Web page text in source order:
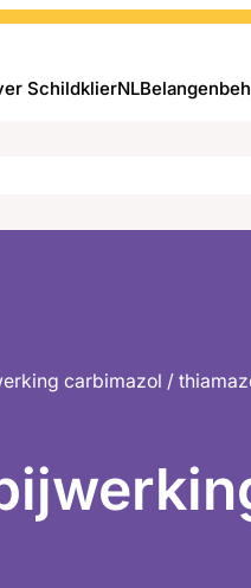
SchildklierNL
carbimazol /